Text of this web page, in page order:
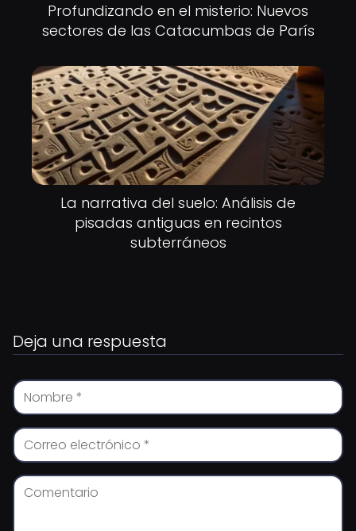
Profundizando en el misterio: Nuevos
sectores de las Catacumbas de París
La narrativa del suelo: Análisis de
pisadas antiguas en recintos
subterráneos
Deja una respuesta